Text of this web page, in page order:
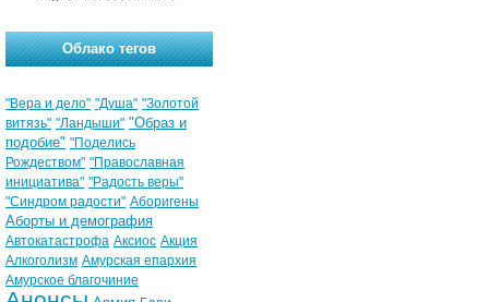
Облако тегов
"Вера и дело" "Душа" "Золотой
витязь" "Ландыши" "Образ и
подобие" "Поделись
Рождеством" "Православная
инициатива" "Радость веры"
"Синдром радости" Аборигены
Аборты и демография
Автокатастрофа Аксиос Акция
Алкоголизм Амурская епархия
Амурское благочиние